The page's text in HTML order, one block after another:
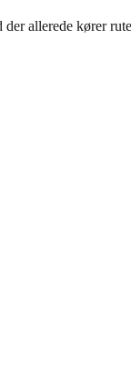
allerede kører